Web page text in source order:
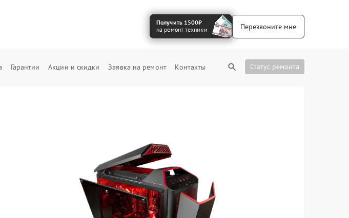
Получить 1500₽
на ремонт техники
Перезвоните мне
Гарантии Акции и скидки Заявка на ремонт Контакты Статус ремонта